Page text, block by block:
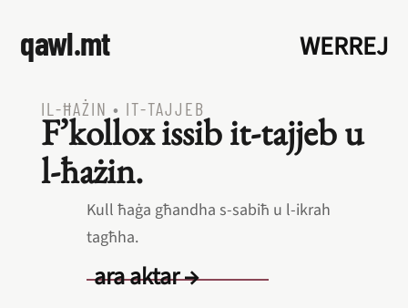
qawl.mt WERREJ
IL‑ĦAŻIN • IT‑TAJJEB
F’kollox issib it‑tajjeb u
l‑ħażin.
Kull ħaġa għandha s‑sabiħ u l‑ikrah
tagħha.
ara aktar →